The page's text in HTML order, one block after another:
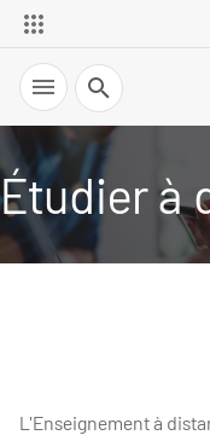
Recherche
Étudier à
L'Enseignement à